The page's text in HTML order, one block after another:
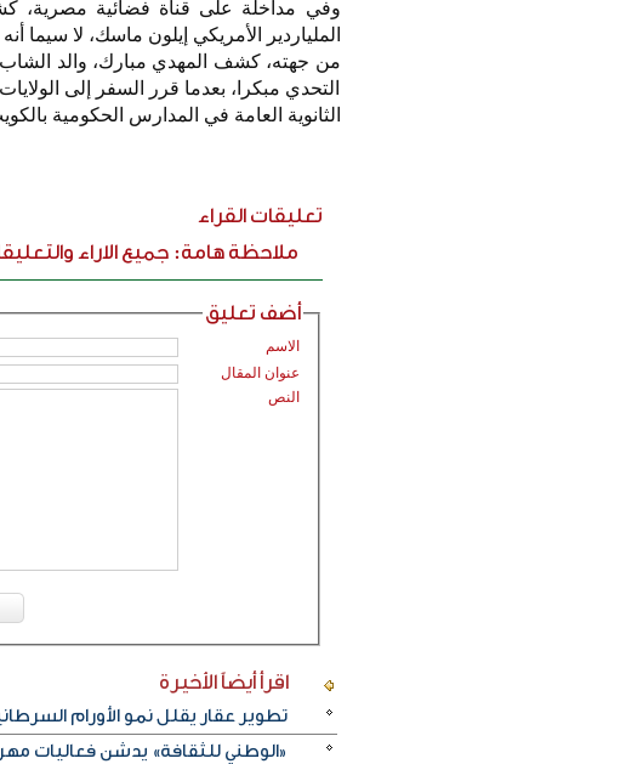
وفي مداخلة على قناة فضائية
الملياردير الأمريكي إيلون ماسك، لا
من جهته، كشف المهدي مبارك، والد
الثانوية العامة في المدارس الحكومية
تعليقات القراء
ملاحظة هامة: جميع الاراء
أضف تعليق
الاسم
عنوان المقال
النص
اقرأ أيضاًالأخيرة
تطوير عقار يقلل نمو الأورام
«الوطني للثقافة» يدشن فعاليات